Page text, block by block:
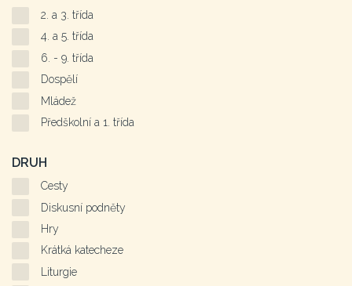
2. a 3. třída
4. a 5. třída
6. - 9. třída
Dospělí
Mládež
Předškolní a 1. třída
DRUH
Cesty
Diskusní podněty
Hry
Krátká katecheze
Liturgie